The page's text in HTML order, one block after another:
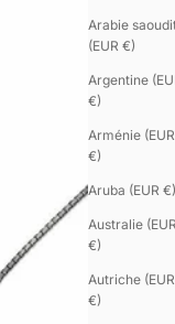
Arabie
(EUR €)
Argentine
€)
Arménie (EUR
€)
Aruba (EUR €)
Australie (EUR
€)
Autriche (EUR
€)